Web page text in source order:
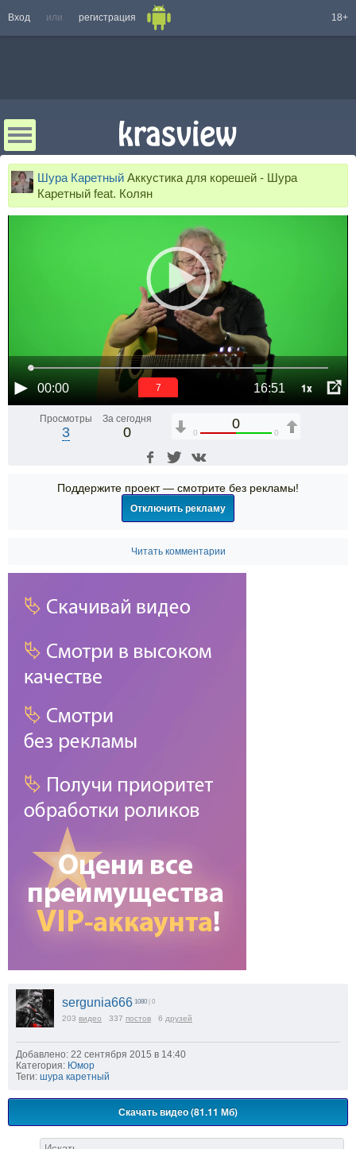
Вход или регистрация 18+
Шура Каретный Аккустика для корешей - Шура
Каретный feat. Колян
00:00 16:51 1x
7
Просмотры
3
За сегодня
0
0
0 0
Поддержите проект — смотрите без рекламы!
Отключить рекламу
Читать комментарии
sergunia666 1080 | 0
203 видео 337 постов 6 друзей
Добавлено: 22 сентября 2015 в 14:40
Категория: Юмор
Теги: шура каретный
Скачать видео (81.11 Мб)